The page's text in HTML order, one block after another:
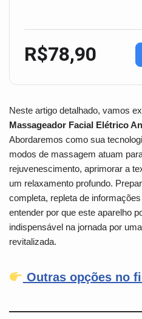
R$78,90
Neste artigo detalhado, vamos
Massageador Facial Elétrico
Abordaremos como sua
modos de massagem atuam
rejuvenescimento, aprimorar a
um relaxamento profundo.
completa, repleta de
entender por que este aparelho
indispensável na jornada por
revitalizada.
Outras opções no